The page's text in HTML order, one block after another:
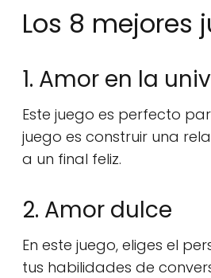
Los 8 mejores
1. Amor en la
Este juego es perfecto
juego es construir una
a un final feliz.
2. Amor dulce
En este juego, eliges el
tus habilidades de